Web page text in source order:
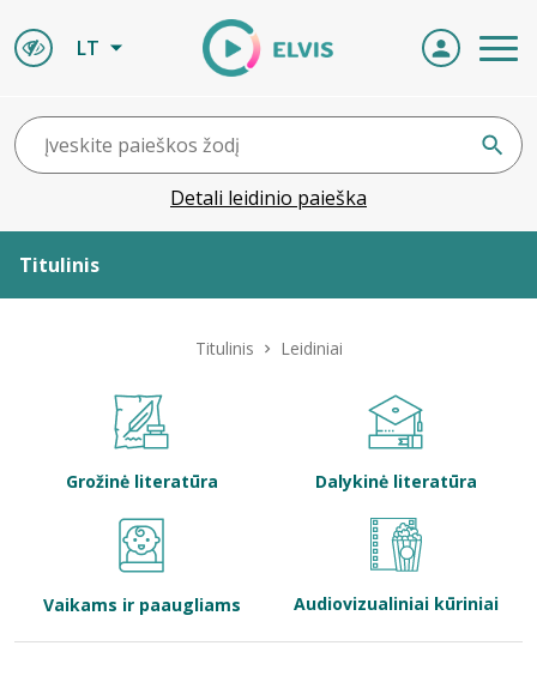
LT
Detali leidinio paieška
Titulinis
Bibliotekoms
Titulinis Leidiniai
Grožinė literatūra Dalykinė literatūra
Vaikams ir paaugliams Audiovizualiniai kūriniai